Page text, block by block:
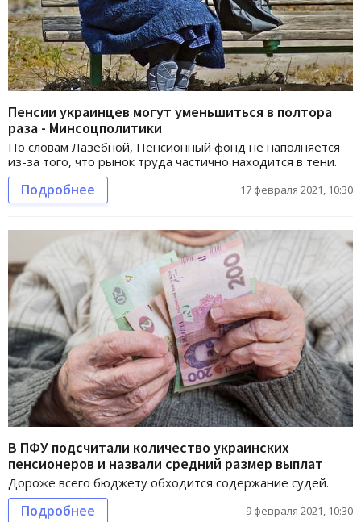
Пенсии украинцев могут уменьшиться в полтора
раза - Минсоцполитики
По словам Лазебной, Пенсионный фонд не наполняется
из-за того, что рынок труда частично находится в тени.
Подробнее 17 февраля 2021, 10:30
В ПФУ подсчитали количество украинских
пенсионеров и назвали средний размер выплат
Дороже всего бюджету обходится содержание судей.
Подробнее 9 февраля 2021, 10:30